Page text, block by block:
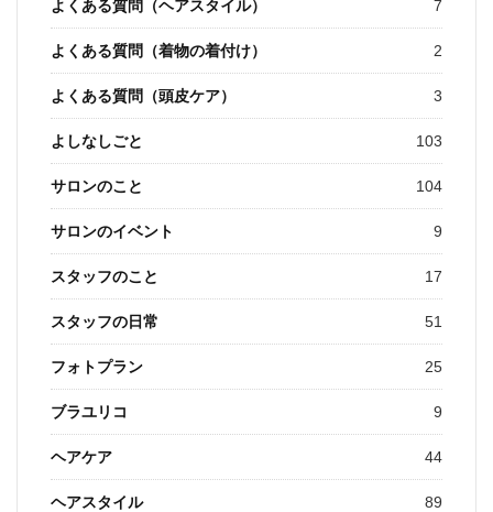
よくある質問（ヘアスタイル） 7
よくある質問（着物の着付け） 2
よくある質問（頭皮ケア） 3
よしなしごと 103
サロンのこと 104
サロンのイベント 9
スタッフのこと 17
スタッフの日常 51
フォトプラン 25
ブラユリコ 9
ヘアケア 44
ヘアスタイル 89